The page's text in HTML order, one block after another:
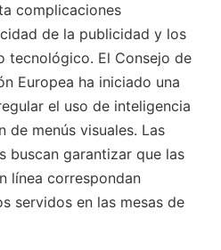
complicaciones
de la publicidad y los
tecnológico. El Consejo de
Europea ha iniciado una
el uso de inteligencia
de menús visuales. Las
buscan garantizar que las
línea correspondan
servidos en las mesas de